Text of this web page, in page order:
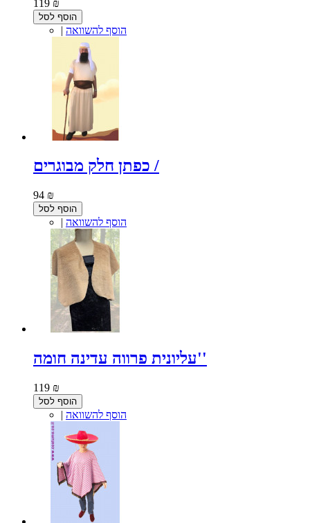
119 ₪
הוסף לסל
| הוסף להשוואה
כפתן חלק מבוגרים /
94 ₪
הוסף לסל
| הוסף להשוואה
עליונית פרווה עדינה חומה''
119 ₪
הוסף לסל
| הוסף להשוואה